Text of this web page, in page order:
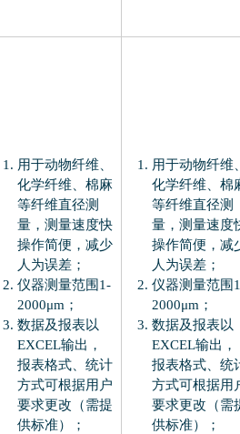
用于动物纤维、
化学纤维、棉麻
等纤维直径测
量，测量速度快
操作简便，减少
人为误差；
仪器测量范围1-
2000μm；
数据及报表以
EXCEL输出，
报表格式、统计
方式可根据用户
要求更改（需提
供标准）；
用于动物纤维
化学纤维、棉
等纤维直径测
量，测量速度
操作简便，减
人为误差；
仪器测量范围
2000μm；
数据及报表以
EXCEL输出，
报表格式、统
方式可根据用
要求更改（需
供标准）；